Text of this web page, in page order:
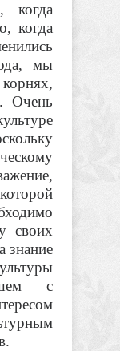
когда
мы
Очень
своих
знание
с